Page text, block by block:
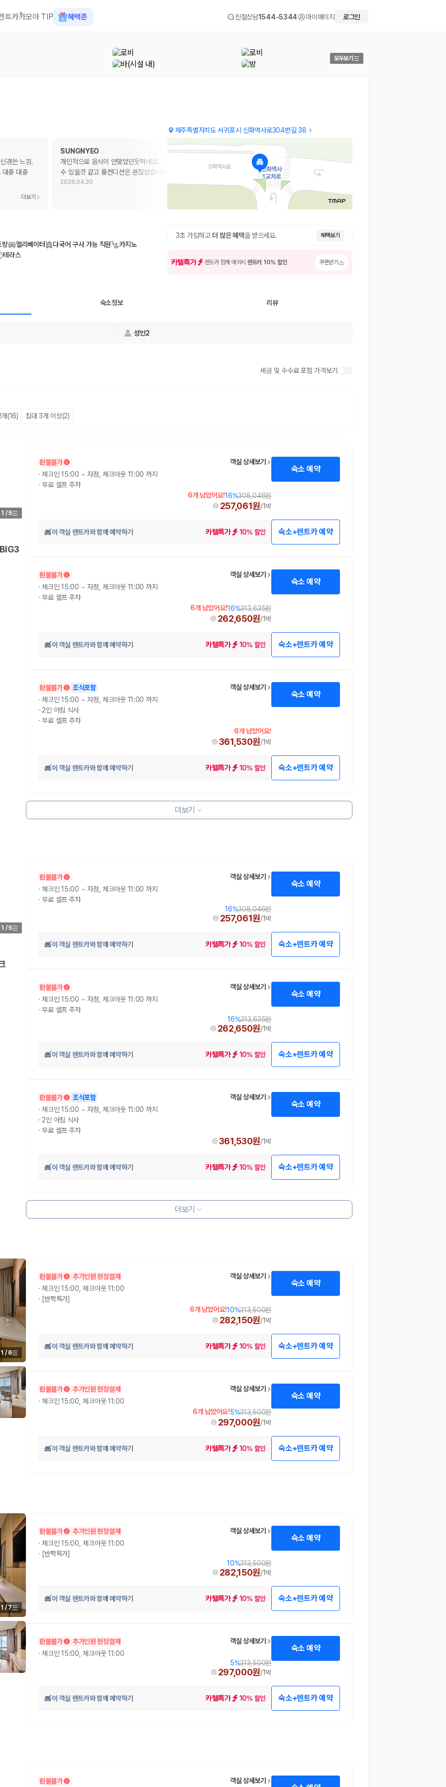
, 취소 규정이 다릅니다. 카모아는 여러 제주 렌트카 업체의 조건을 한 화면에서 비교해 사용자가 자신의 일정과 예산에 맞는 차량을 선택할 수 있도
원에 맞는 차종별 가격을 비교합니다.
비교합니다.
인합니다.
부, 면책금, 보상 한도, 옵션 비용, 취소 수수료를 함께 확인해야 실제로 저렴한 차량을 고를 수 있습니다.
제주 렌트카 가격과 함께 보험 조건을 비교해 여행 스타일에 맞는 보장 수준을 선택할 수 있습니다.
집니다. 공항에서 렌트카 사무실까지의 이동 조건을 가격과 함께 비교하는 것이 좋습니다.
장 먼저 비교하는 차종입니다.
식을 함께 비교하는 것이 좋습니다.
건을 함께 확인해야 합니다.
다
모아는 제주 렌트카 가격뿐 아니라 일반자차, 완전자차, 슈퍼자차 조건을 함께 확인할 수 있도록 돕습니다.
비교 플랫폼입니다.
트카카모아 TIP 혜택존 친절상담1544-5344 마이페이지 로그인
모두보기
제주특별자치도 서귀포시 신화역사로304번길 38
경쓴 느낌.
대충 대충
더보기
SUNGNYEO
개인적으로 음식이 안맞았던듯하네요.. 기호에 따라 느낌 다를
수 있을것 같고 룸컨디션은 괜잖았습니다
2026.04.30
Hanui
편안히 잘 다녀왔습니다. 접근성은 좀 별로 입니다
2026.04.27
3초 가입하고 더 많은 혜택을 받으세요. 혜택보기
카텔특가 렌트카 함께 예약시 렌트카 10% 할인 쿠폰받기
랑 엘리베이터 다국어 구사 가능 직원
카지노
테라스
숙소정보 리뷰
성인2
세금 및 수수료 포함 가격보기
(16) 침대 3개 이상(2)
1 /5
환불불가
객실 상세보기
·체크인 15:00 ~ 자정, 체크아웃 11:00 까지
· 무료 셀프 주차
6개 남았어요!16%308,046원
257,061원/1박
숙소 예약
이 객실 렌트카와 함께 예약하기 카텔특가 10% 할인 숙소+렌트카 예약
환불불가
객실 상세보기
·체크인 15:00 ~ 자정, 체크아웃 11:00 까지
· 무료 셀프 주차
6개 남았어요!16%313,635원
262,650원/1박
숙소 예약
이 객실 렌트카와 함께 예약하기 카텔특가 10% 할인 숙소+렌트카 예약
환불불가 조식포함
객실 상세보기
·체크인 15:00 ~ 자정, 체크아웃 11:00 까지
· 2인 아침 식사
· 무료 셀프 주차
6개 남았어요!
361,530원/1박
숙소 예약
이 객실 렌트카와 함께 예약하기 카텔특가 10% 할인 숙소+렌트카 예약
더보기
1 /5
환불불가
객실 상세보기
·체크인 15:00 ~ 자정, 체크아웃 11:00 까지
· 무료 셀프 주차
16%308,046원
257,061원/1박
숙소 예약
이 객실 렌트카와 함께 예약하기 카텔특가 10% 할인 숙소+렌트카 예약
환불불가
객실 상세보기
·체크인 15:00 ~ 자정, 체크아웃 11:00 까지
· 무료 셀프 주차
16%313,635원
262,650원/1박
숙소 예약
이 객실 렌트카와 함께 예약하기 카텔특가 10% 할인 숙소+렌트카 예약
환불불가 조식포함
객실 상세보기
·체크인 15:00 ~ 자정, 체크아웃 11:00 까지
· 2인 아침 식사
· 무료 셀프 주차
361,530원/1박
숙소 예약
이 객실 렌트카와 함께 예약하기 카텔특가 10% 할인 숙소+렌트카 예약
더보기
1 / 6
환불불가 추가인원 현장결제
객실 상세보기
·체크인 15:00, 체크아웃 11:00
· [반짝특가]
6개 남았어요!10%313,500원
282,150원/1박
숙소 예약
이 객실 렌트카와 함께 예약하기 카텔특가 10% 할인 숙소+렌트카 예약
환불불가 추가인원 현장결제
객실 상세보기
·체크인 15:00, 체크아웃 11:00
6개 남았어요!5%313,500원
297,000원/1박
숙소 예약
이 객실 렌트카와 함께 예약하기 카텔특가 10% 할인 숙소+렌트카 예약
1 /7
환불불가 추가인원 현장결제
객실 상세보기
·체크인 15:00, 체크아웃 11:00
· [반짝특가]
10%313,500원
282,150원/1박
숙소 예약
이 객실 렌트카와 함께 예약하기 카텔특가 10% 할인 숙소+렌트카 예약
환불불가 추가인원 현장결제
객실 상세보기
·체크인 15:00, 체크아웃 11:00
5%313,500원
297,000원/1박
숙소 예약
이 객실 렌트카와 함께 예약하기 카텔특가 10% 할인 숙소+렌트카 예약
환불불가 객실 상세보기